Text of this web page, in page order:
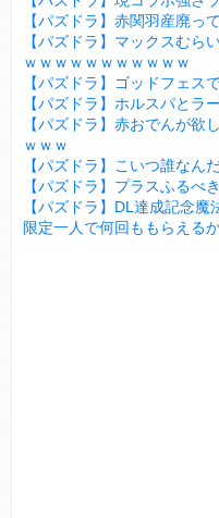
【パズドラ】赤関羽産廃っ
【パズドラ】マックスむら
ｗｗｗｗｗｗｗｗｗｗｗ
【パズドラ】ゴッドフェス
【パズドラ】ホルスパとラ
【パズドラ】赤おでんが欲
ｗｗｗ
【パズドラ】こいつ誰なん
【パズドラ】プラスふるべ
【パズドラ】DL達成記念
限定一人で何回ももらえる